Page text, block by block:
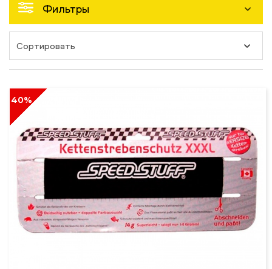
Фильтры
40%